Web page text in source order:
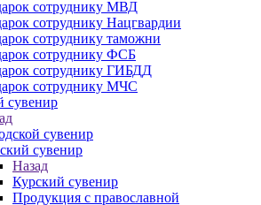
сотруднику МВД
сотруднику Нацгвардии
сотруднику таможни
сотруднику ФСБ
сотруднику ГИБДД
сотруднику МЧС
сувенир
сувенир
сувенир
Назад
Курский сувенир
Продукция с православной